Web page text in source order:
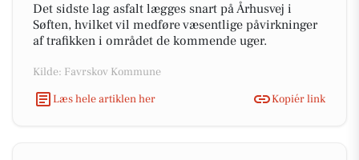
Det sidste lag asfalt lægges snart på Århusvej i
Søften, hvilket vil medføre væsentlige påvirkninger
af trafikken i området de kommende uger.
Kilde: Favrskov Kommune
Læs hele artiklen her
Kopiér link